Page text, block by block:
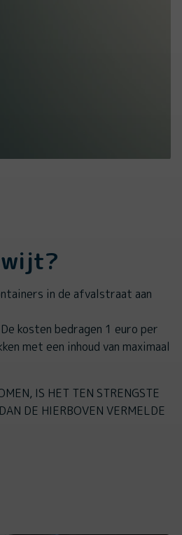
in de afvalstraat aan
kosten bedragen 1 euro per
met een inhoud van maximaal
IS HET TEN STRENGSTE
DE HIERBOVEN VERMELDE